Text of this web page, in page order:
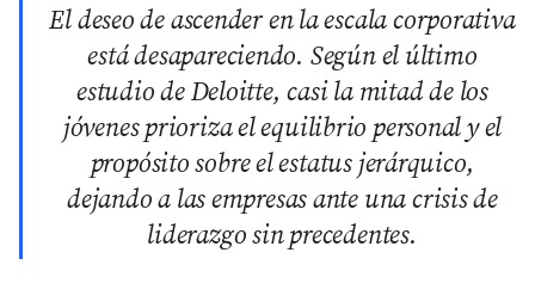
El deseo de ascender en la escala corporativa
está desapareciendo. Según el último
estudio de Deloitte, casi la mitad de los
jóvenes prioriza el equilibrio personal y el
propósito sobre el estatus jerárquico,
dejando a las empresas ante una crisis de
liderazgo sin precedentes.